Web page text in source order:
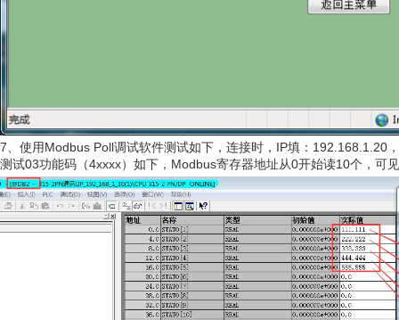
7、使用Modbus Poll调试软件测试如下，连接时，IP填：192.168.1.20
测试03功能码（4xxxx）如下，Modbus寄存器地址从0开始读10个，可